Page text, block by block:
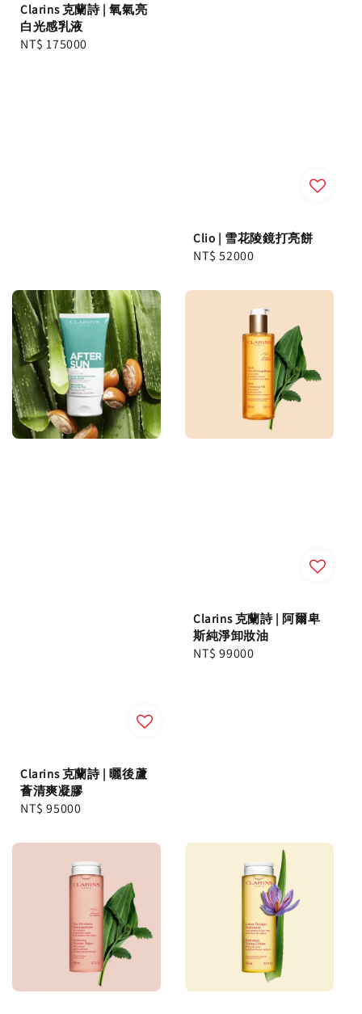
Clarins 克蘭詩 | 氧氣亮
白光感乳液
Regular
NT$ 175000
Clio | 雪花陵鏡打亮餅
Regular
NT$ 52000
Clarins 克蘭詩 | 曬後蘆
薈清爽凝膠
Regular
NT$ 95000
Clarins 克蘭詩 | 阿爾卑
斯純淨卸妝油
Regular
NT$ 99000